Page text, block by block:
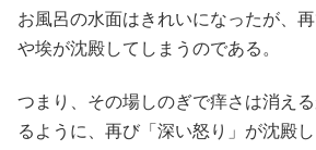
お風呂の水面はきれいになったが、
や埃が沈殿してしまうのである。
つまり、その場しのぎで痒さは消え
るように、再び「深い怒り」が沈殿